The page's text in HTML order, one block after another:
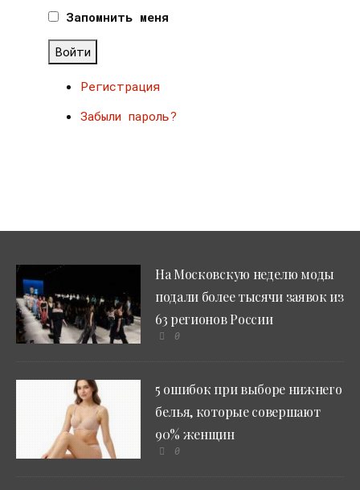
Запомнить меня
Войти
Регистрация
Забыли пароль?
На Московскую неделю моды
подали более тысячи заявок из
63 регионов России
0
5 ошибок при выборе нижнего
белья, которые совершают
90% женщин
0